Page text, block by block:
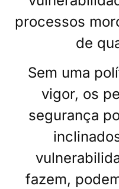
processos
de
Sem uma
vigor, os
segurança
fazem,